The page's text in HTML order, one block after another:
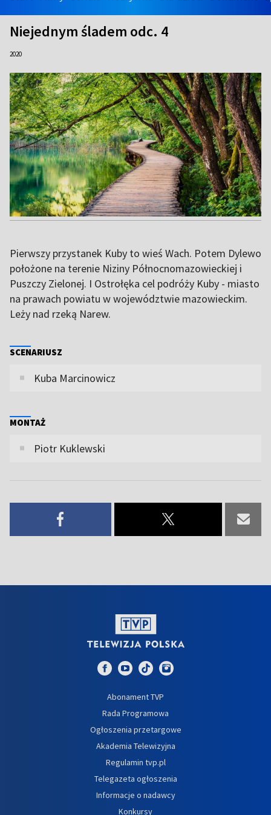
Niejednym śladem odc. 4
2020
Pierwszy przystanek Kuby to wieś Wach. Potem Dylewo
położone na terenie Niziny Północnomazowieckiej i
Puszczy Zielonej. I Ostrołęka cel podróży Kuby - miasto
na prawach powiatu w województwie mazowieckim.
Leży nad rzeką Narew.
SCENARIUSZ
Kuba Marcinowicz
MONTAŻ
Piotr Kuklewski
Abonament TVP
Rada Programowa
Ogłoszenia przetargowe
Akademia Telewizyjna
Regulamin tvp.pl
Telegazeta ogłoszenia
Informacje o nadawcy
Konkursy